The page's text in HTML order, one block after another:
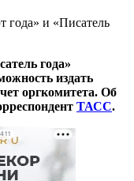
года» и «Писатель
года»
издать
оргкомитета. Об
ТАСС.